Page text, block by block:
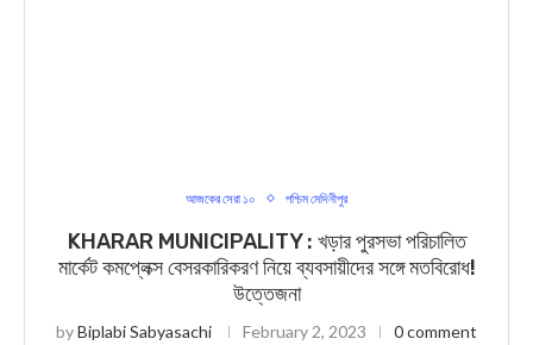
আজকের সেরা ১০ পশ্চিম মেদিনীপুর
KHARAR MUNICIPALITY : খড়ার পুরসভা পরিচালিত
মার্কেট কমপ্লেক্স বেসরকারিকরণ নিয়ে ব্যবসায়ীদের সঙ্গে মতবিরোধ!
উত্তেজনা
byBiplabi Sabyasachi February 2, 2023 0 comment